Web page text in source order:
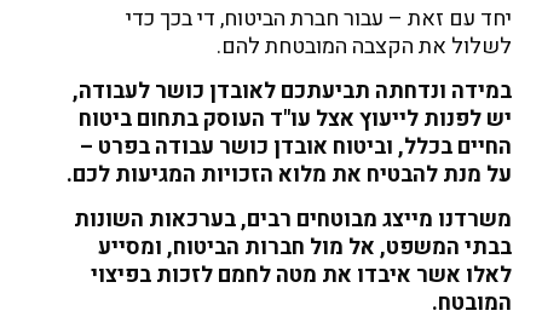
יחד עם זאת – עבור חברת הביטוח, די בכך כדי
לשלול את הקצבה המובטחת להם.
במידה ונדחתה תביעתכם לאובדן כושר לעבודה,
יש לפנות לייעוץ אצל עו"ד העוסק בתחום ביטוח
החיים בכלל, וביטוח אובדן כושר עבודה בפרט –
על מנת להבטיח את מלוא הזכויות המגיעות לכם.
משרדנו מייצג מבוטחים רבים, בערכאות השונות
בבתי המשפט, אל מול חברות הביטוח, ומסייע
לאלו אשר איבדו את מטה לחמם לזכות בפיצוי
המובטח.